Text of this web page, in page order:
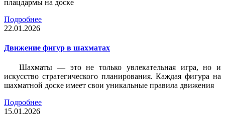
плацдармы на доске
Подробнее
22.01.2026
Движение фигур в шахматах
Шахматы — это не только увлекательная игра, но и
искусство стратегического планирования. Каждая фигура на
шахматной доске имеет свои уникальные правила движения
Подробнее
15.01.2026